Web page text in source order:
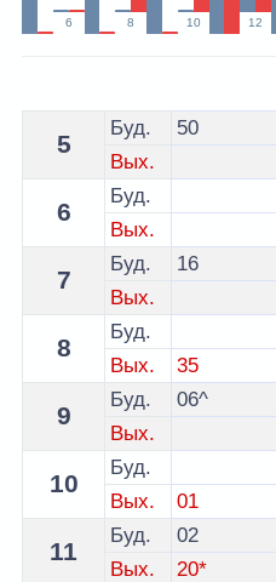
6 8 10 12
Расписание 19 автобуса
5
Буд.
50
Вых.
6
Буд.
Вых.
7
Буд.
16
Вых.
8
Буд.
Вых.
35
9
Буд.
06^
Вых.
10
Буд.
Вых.
01
11
Буд.
02
Вых.
20*